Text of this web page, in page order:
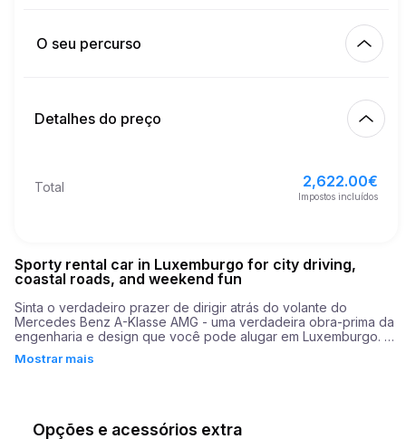
450.00
21
4,000.00 €
O seu percurso
Acabamento
Detalhes do preço
Total 2,622.00€
Impostos incluídos
Sporty rental car in Luxemburgo for city driving,
coastal roads, and weekend fun
Sinta o verdadeiro prazer de dirigir atrás do volante do
Mercedes Benz A-Klasse AMG - uma verdadeira obra-prima da
engenharia e design que você pode alugar em Luxemburgo.
as intensas emoções que você espera da série AMG. Debaixo
segundos lhe dará a liberdade de manobrar facilmente na
Mostrar mais
Opções e acessórios extra